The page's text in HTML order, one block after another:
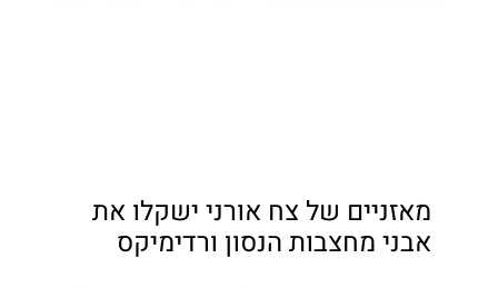
מאזניים של צח אורני ישקלו את
אבני מחצבות הנסון ורדימיקס